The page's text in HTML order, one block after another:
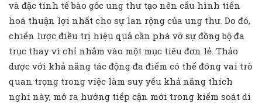
và đặc tính tế bào gốc ung thư tạo nên cấu hình tiến
hoá thuận lợi nhất cho sự lan rộng của ung thư. Do đó,
chiến lược điều trị hiệu quả cần phá vỡ sự đồng bộ đa
trục thay vì chỉ nhắm vào một mục tiêu đơn lẻ. Thảo
dược với khả năng tác động đa điểm có thể đóng vai trò
quan trọng trong việc làm suy yếu khả năng thích
nghi này, mở ra hướng tiếp cận mới trong kiểm soát di